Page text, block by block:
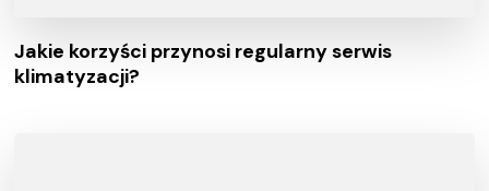
Jakie korzyści przynosi regularny serwis
klimatyzacji?